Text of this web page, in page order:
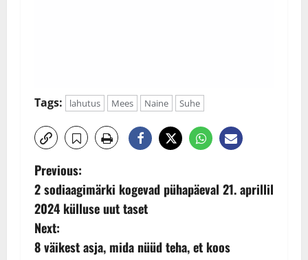
Tags: lahutus Mees Naine Suhe
P
o
s
Previous:
2 sodiaagimärki kogevad pühapäeval 21. aprillil
2024 külluse uut taset
Next:
8 väikest asja, mida nüüd teha, et koos